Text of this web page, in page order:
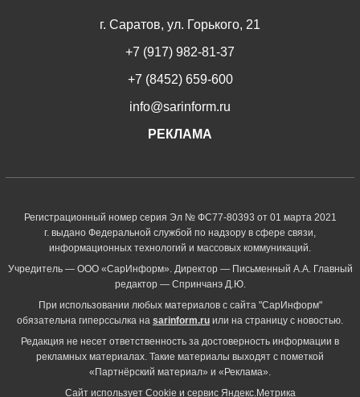
г. Саратов, ул. Горького, 21
+7 (917) 982-81-37
+7 (8452) 659-600
info@sarinform.ru
РЕКЛАМА
Регистрационный номер серия Эл № ФС77-80393 от 01 марта 2021
г. выдано Федеральной службой по надзору в сфере связи,
информационных технологий и массовых коммуникаций.
Учредитель — ООО «СарИнформ». Директор — Письменный А.А. Главный
редактор — Спринчанэ Д.Ю.
При использовании любых материалов с сайта "СарИнформ"
обязательна гиперссылка на sarinform.ru или на страницу с новостью.
Редакция не несет ответственность за достоверность информации в
рекламных материалах. Такие материалы выходят с пометкой
«Партнёрский материал» и «Реклама».
Сайт использует Cookie и сервиc Яндекс.Метрика